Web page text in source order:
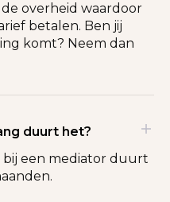
overheid waardoor
betalen. Ben jij
komt? Neem dan
duurt het?
bij een mediator duurt